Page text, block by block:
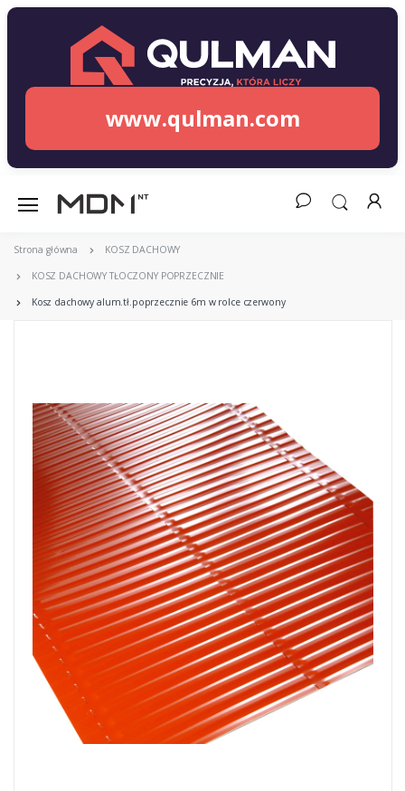
www.qulman.com
Strona główna KOSZ DACHOWY
KOSZ DACHOWY TŁOCZONY POPRZECZNIE
Kosz dachowy alum.tł.poprzecznie 6m w rolce czerwony